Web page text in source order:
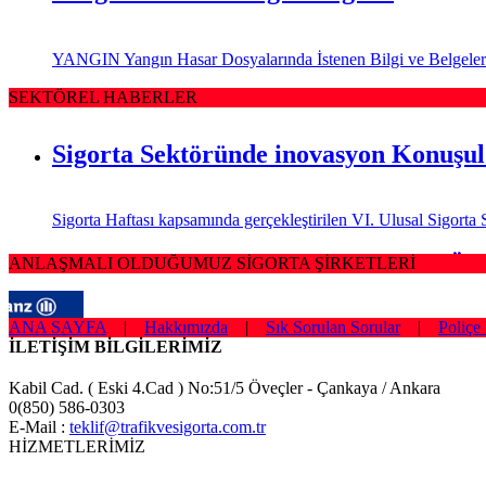
YANGIN Yangın Hasar Dosyalarında İstenen Bilgi ve
SEKTÖREL HABERLER
Sigorta Sektöründe inovasyon
Sigorta Haftası kapsamında gerçekleştirilen VI. Ulusal
Sağlığım Tamam Sigortası ile Effie
Hayata geçirdiği ilkleri ve yenilikçi çözümleriyle sigorta
Borçluyuz Ama Birikimi Seviyoruz
NN Hayat ve Emeklilik adına Nielsen tarafından ilki Temmuz
ANLAŞMALI OLDUĞUMUZ SİGORTA ŞİRKETLERİ
ANA SAYFA | Hakkımızda | Sık Sorulan Sorular| Poliçe
İLETİŞİM BİLGİLERİMİZ
Kabil Cad. ( Eski 4.Cad ) No:51/5 Öveçler - Çankaya / Ankara
0(850) 586-0303
E-Mail : teklif@trafikvesigorta.com.tr
HİZMETLERİMİZ